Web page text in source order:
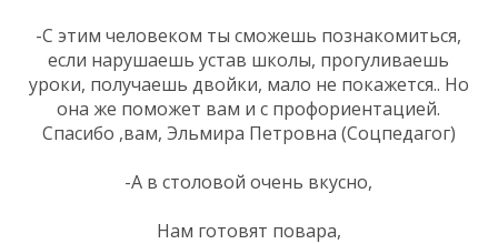
-С этим человеком ты сможешь познакомиться,
если нарушаешь устав школы, прогуливаешь
уроки, получаешь двойки, мало не покажется.. Но
она же поможет вам и с профориентацией.
Спасибо ,вам, Эльмира Петровна (Соцпедагог)
-А в столовой очень вкусно,
Нам готовят повара,